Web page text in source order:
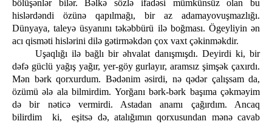
bölüşənlər bilər. Bəlkə sözlə ifadəsi mümkünsüz olan bu
hislərdəndi özünə qapılmağı, bir az adamayovuşmazlığı.
Dünyaya, taleyə üsyanını təkəbbürü ilə boğması. Ögeyliyin ən
acı qisməti hislərini dilə gətirməkdən çox vaxt çəkinməkdir.
Uşaqlığı ilə bağlı bir əhvalat danışmışdı. Deyirdi ki, bir
dəfə güclü yağış yağır, yer-göy gurlayır, aramsız şimşək çaxırdı.
Mən bərk qorxurdum. Bədənim əsirdi, nə qədər çalışsam da,
özümü ələ ala bilmirdim. Yorğanı bərk-bərk başıma çəkməyim
də bir nəticə vermirdi. Astadan anamı çağırdım. Ancaq
bilirdim ki, eşitsə də, atalığımın qorxusundan mənə cavab